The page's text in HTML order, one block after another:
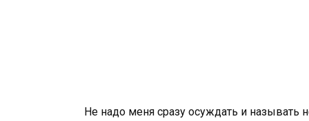
Не надо меня сразу осуждать и называть